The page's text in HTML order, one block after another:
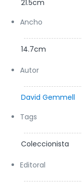
21.5cm
Ancho
14.7cm
Autor
David Gemmell
Tags
Coleccionista
Editoral